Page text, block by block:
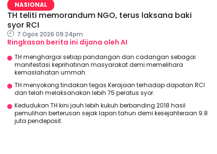
NASIONAL
TH teliti memorandum NGO, terus laksana baki
syor RCI
7 Ogos 2026 09:24pm
Ringkasan berita ini dijana oleh AI
TH menghargai setiap pandangan dan cadangan sebagai
manifestasi keprihatinan masyarakat demi memelihara
kemaslahatan ummah.
TH menyokong tindakan tegas Kerajaan terhadap dapatan RCI
dan telah melaksanakan lebih 75 peratus syor.
Kedudukan TH kini jauh lebih kukuh berbanding 2018 hasil
pemulihan berterusan sejak lapan tahun demi kesejahteraan 9.8
juta pendeposit.